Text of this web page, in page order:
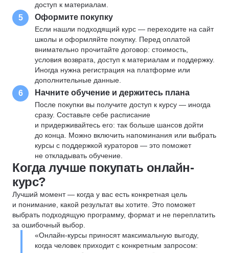
доступ к материалам.
5 Оформите покупку
Если нашли подходящий курс — переходите на сайт
школы и оформляйте покупку. Перед оплатой
внимательно прочитайте договор: стоимость,
условия возврата, доступ к материалам и поддержку.
Иногда нужна регистрация на платформе или
дополнительные данные.
6 Начните обучение и держитесь плана
После покупки вы получите доступ к курсу — иногда
сразу. Составьте себе расписание
и придерживайтесь его: так больше шансов дойти
до конца. Можно включить напоминания или выбрать
курсы с поддержкой кураторов — это поможет
не откладывать обучение.
Когда лучше покупать онлайн-
курс?
Лучший момент — когда у вас есть конкретная цель
и понимание, какой результат вы хотите. Это поможет
выбрать подходящую программу, формат и не переплатить
за ошибочный выбор.
«Онлайн-курсы приносят максимальную выгоду,
когда человек приходит с конкретным запросом: